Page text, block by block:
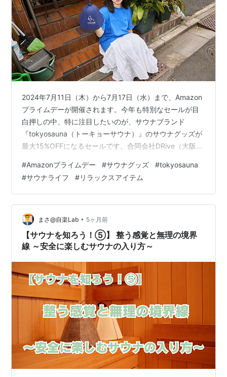
2024年7月11日（木）から7月17日（水）まで、Amazon
プライムデーが開催されます。今年も特別なセールが目
白押しの中、特に注目したいのが、サウナブランド
『tokyosauna（トーキョーサウナ）』のサウナグッズが
最大15%OFFになるセールです。合同会社DRive（大阪府
代の忙しいライフスタイルに新しいリラクゼーションを
提案します。 セール期間と対象製品 割引対象製品と価格
サウナハット サウナマット メッシュバッグ オーガニッ
クタオル tokyosauna Tシャツ tokyosaunaの魅力とブラ
ンドコンセプト 休日の新しい過ごし方…
#Amazonプライムデー #サウナグッズ #tokyosauna
#サウナライフ #リラックスアイテム
まさ@自楽Lab • 5ヶ月前
【サウナを知ろう！⑤】 整う感覚と無理の境界
線 ～安全に楽しむサウナの入り方～